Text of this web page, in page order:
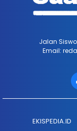
Jalan
Email:
EKISPEDIA.ID